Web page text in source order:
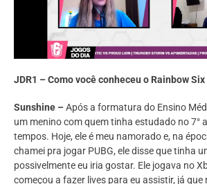
JDR1 – Como você conheceu o Rainbow
Sunshine –Após a formatura do Ensino
um menino com quem tinha estudado no 7°
tempos. Hoje, ele é meu namorado e, na
chamei pra jogar PUBG, ele disse que tinha
possivelmente eu iria gostar. Ele jogava no
começou a fazer lives para eu assistir, já